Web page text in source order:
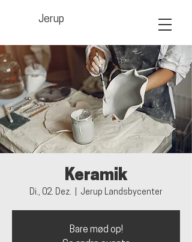
Jerup
Keramik
Di., 02. Dez. Jerup Landsbycenter
Bare mød op!